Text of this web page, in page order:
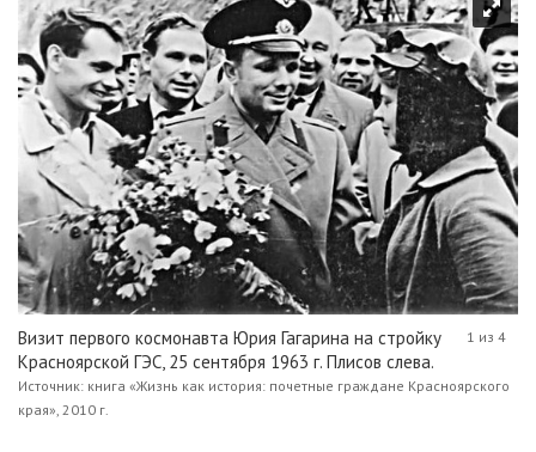
Визит первого космонавта Юрия Гагарина на стройку
Красноярской ГЭС, 25 сентября 1963 г. Плисов слева.
Источник: книга «Жизнь как история: почетные граждане Красноярского
края», 2010 г.
1 из 4